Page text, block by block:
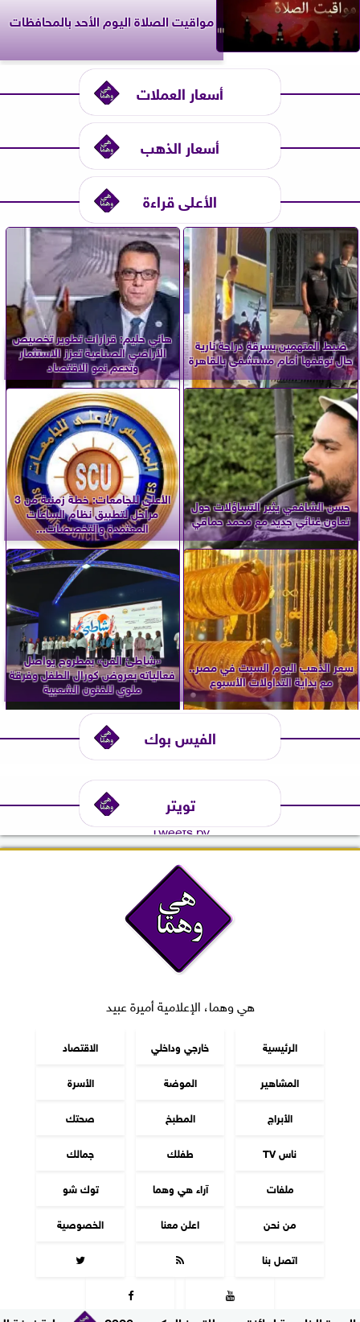
مواقيت الصلاة اليوم الأحد بالمحافظات
أسعار العملات
أسعار الذهب
الأعلى قراءة
ضبط المتهمين بسرقة دراجة نارية
حال توقفها أمام مستشفى بالقاهرة
هاني حليم: قرارات تطوير تخصيص
الأراضي الصناعية تعزز الاستثمار
وتدعم نمو الاقتصاد
حسن الشافعي يثير التساؤلات حول
تعاون غنائي جديد مع محمد حماقي
الأعلى للجامعات: خطة زمنية من 3
مراحل لتطبيق نظام الساعات
المعتمدة والتخصصات...
سعر الذهب اليوم السبت في مصر..
مع بداية التداولات الأسبوع
«شاطئ الفن» بمطروح يواصل
فعالياته بعروض كورال الطفل وفرقة
ملوي للفنون الشعبية
الفيس بوك
تويتر
Tweets by
هي وهما، الإعلامية أميرة عبيد
الرئيسية خارجي وداخلي
الاقتصاد
المشاهير
الموضة
الأسرة
الأبراج
المطبخ
صحتك
ناس TV
طفلك
جمالك
ملفات
آراء هي وهما
توك شو
من نحن
اعلن معنا
الخصوصية
اتصل بنا



